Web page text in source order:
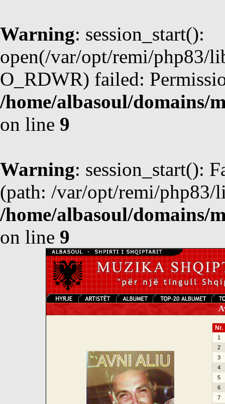
Warning: session_start():
open(/var/opt/remi/php83/
O_RDWR) failed:
/home/albasoul/domains/
on line 9
Warning: session_start():
(path: /var/opt/remi/php83/
/home/albasoul/domains/
on line 9
Nr.
1
2
3
4
5
6
7